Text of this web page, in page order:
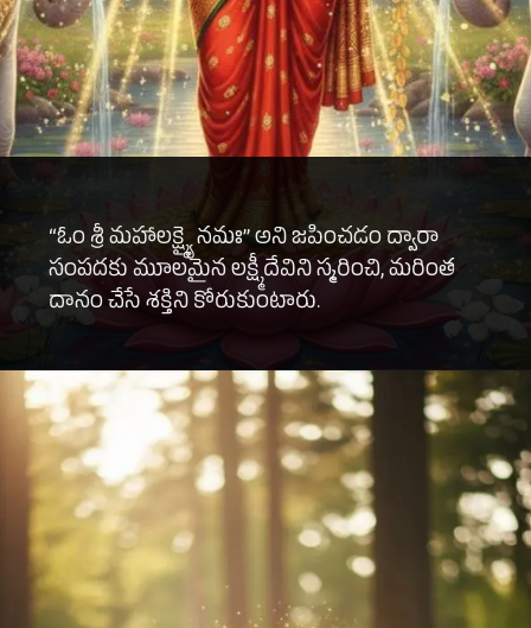
“ఓం శ్రీ మహాలక్ష్మ్యై నమః” అని జపించడం ద్వారా
సంపదకు మూలమైన లక్ష్మీదేవిని స్మరించి, మరింత
దానం చేసే శక్తిని కోరుకుంటారు.